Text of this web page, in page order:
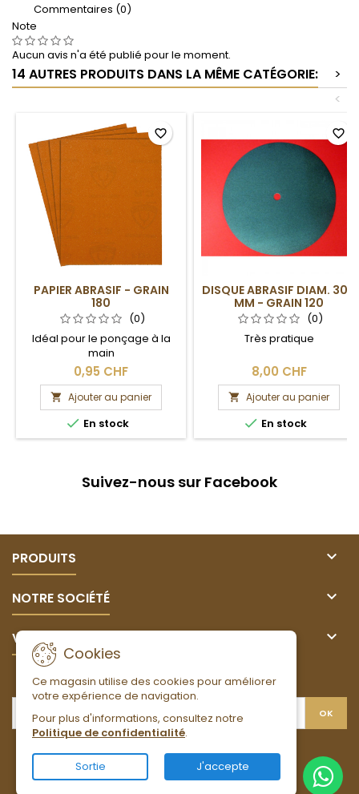
Commentaires (0)
Note
Aucun avis n'a été publié pour le moment.
14 AUTRES PRODUITS DANS LA MÊME CATÉGORIE:
>
<
PAPIER ABRASIF - GRAIN
180
(0)
Idéal pour le ponçage à la
main
0,95 CHF
 Ajouter au panier
 En stock
favorite_border
DISQUE ABRASIF DIAM. 300
MM - GRAIN 120
(0)
Très pratique
8,00 CHF
 Ajouter au panier
 En stock
favorite_border
Suivez-nous sur Facebook
PRODUITS 
NOTRE SOCIÉTÉ 
VOTRE COMPTE 
Cookies
Ce magasin utilise des cookies pour améliorer
votre expérience de navigation.
Pour plus d'informations, consultez notre
Politique de confidentialité.
Sortie J'accepte
LETTRE D'INFORMATIONS
FacebookInstagram